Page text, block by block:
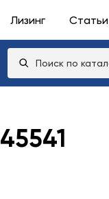
Лизинг Статьи